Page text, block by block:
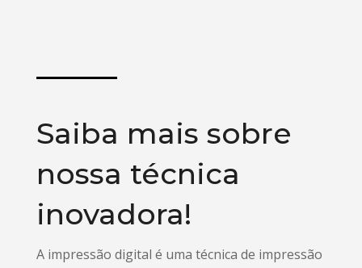
Saiba mais sobre
nossa técnica
inovadora!
A impressão digital é uma técnica de impressão